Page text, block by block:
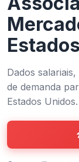
Dados
de demanda
Estados Unidos.